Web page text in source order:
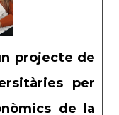
projecte de
per
de la